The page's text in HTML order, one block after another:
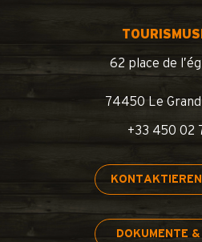
62 place de
74450 Le
+33 450 02
DOKUMENTE